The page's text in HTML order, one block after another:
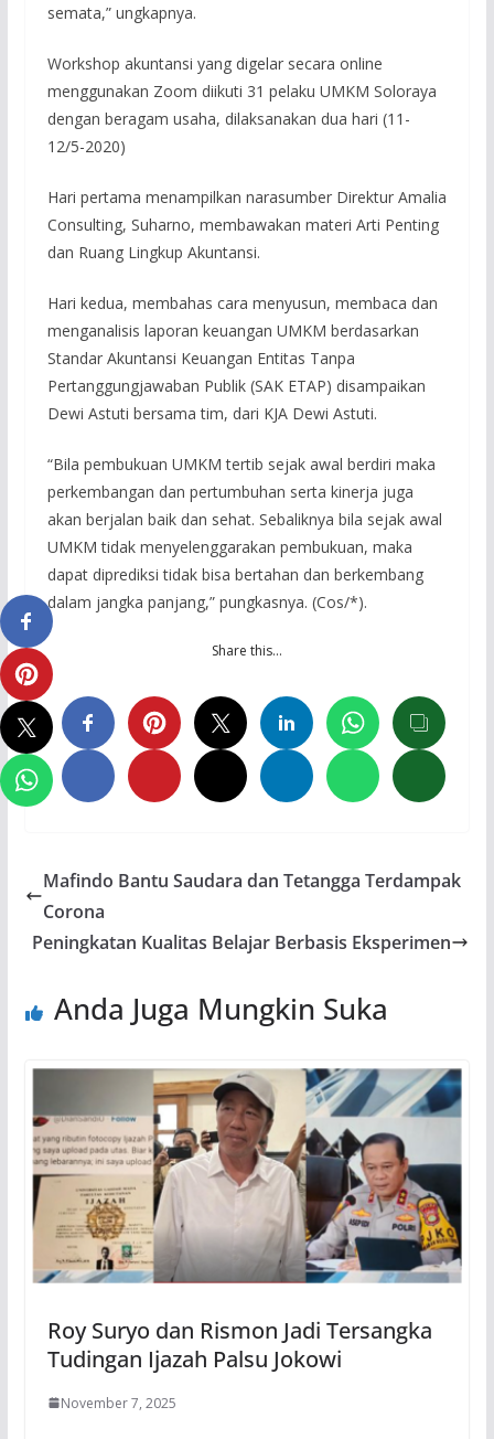
semata,” ungkapnya.
Workshop akuntansi yang digelar secara online
menggunakan Zoom diikuti 31 pelaku UMKM Soloraya
dengan beragam usaha, dilaksanakan dua hari (11-
12/5-2020)
Hari pertama menampilkan narasumber Direktur Amalia
Consulting, Suharno, membawakan materi Arti Penting
dan Ruang Lingkup Akuntansi.
Hari kedua, membahas cara menyusun, membaca dan
menganalisis laporan keuangan UMKM berdasarkan
Standar Akuntansi Keuangan Entitas Tanpa
Pertanggungjawaban Publik (SAK ETAP) disampaikan
Dewi Astuti bersama tim, dari KJA Dewi Astuti.
“Bila pembukuan UMKM tertib sejak awal berdiri maka
perkembangan dan pertumbuhan serta kinerja juga
akan berjalan baik dan sehat. Sebaliknya bila sejak awal
UMKM tidak menyelenggarakan pembukuan, maka
dapat diprediksi tidak bisa bertahan dan berkembang
dalam jangka panjang,” pungkasnya. (Cos/*).
Share this…
Mafindo Bantu Saudara dan Tetangga Terdampak
Corona
Peningkatan Kualitas Belajar Berbasis Eksperimen
Anda Juga Mungkin Suka
Roy Suryo dan Rismon Jadi Tersangka
Tudingan Ijazah Palsu Jokowi
November 7, 2025